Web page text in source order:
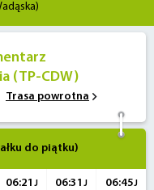
(TP-CDW)
Trasa powrotna
do piątku)
06:21 J 06:31 J 06:45J